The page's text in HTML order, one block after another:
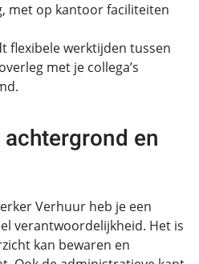
met op kantoor faciliteiten
flexibele werktijden tussen
met je collega’s
en
Verhuur heb je een
verantwoordelijkheid. Het is
kan bewaren en